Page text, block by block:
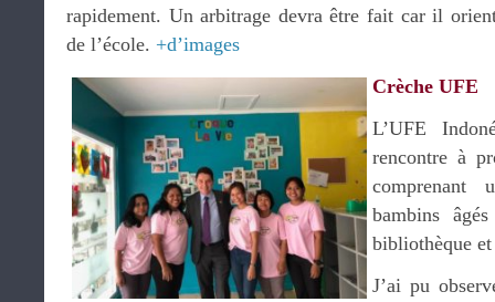
rapidement. Un arbitrage devra être fait car il
de l’école. +d’images
Crèche UFE
L’UFE
rencontre à
comprenant
bambins
bibliothèque
J’ai pu